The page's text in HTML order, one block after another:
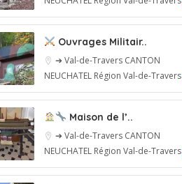
Ouvrages Militair..
➔ Val-de-Travers CANTON
NEUCHATEL Région Val-de-Travers
Maison de l’..
➔ Val-de-Travers CANTON
NEUCHATEL Région Val-de-Travers